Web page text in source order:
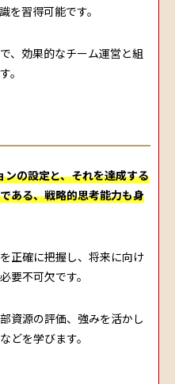
を習得可能です。
、効果的なチーム運営と組
。
の設定と、それを達成する
ある、戦略的思考能力も身
正確に把握し、将来に向け
要不可欠です。
資源の評価、強みを活かし
どを学びます。